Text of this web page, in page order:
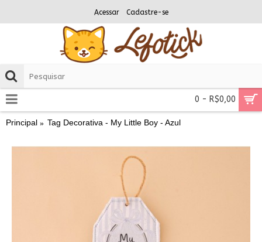
Acessar Cadastre-se
0 - R$0,00
Principal Tag Decorativa - My Little Boy - Azul